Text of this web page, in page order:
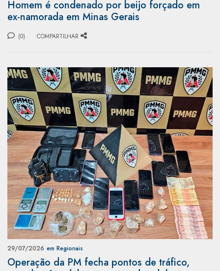
Homem é condenado por beijo forçado em
ex-namorada em Minas Gerais
(0) COMPARTILHAR
29/07/2026 em Regionais
Operação da PM fecha pontos de tráfico,